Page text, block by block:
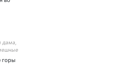
дама,
горы